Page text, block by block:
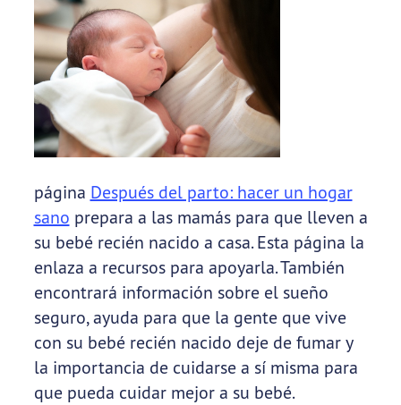
página Después del parto: hacer un hogar
sano prepara a las mamás para que lleven a
su bebé recién nacido a casa. Esta página la
enlaza a recursos para apoyarla. También
encontrará información sobre el sueño
seguro, ayuda para que la gente que vive
con su bebé recién nacido deje de fumar y
la importancia de cuidarse a sí misma para
que pueda cuidar mejor a su bebé.